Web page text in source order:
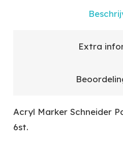
Extra
Acryl Marker Schneider
6st.